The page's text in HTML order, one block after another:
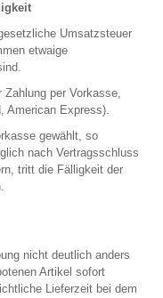
Umsatzsteuer
etwaige
Zahlung per Vorkasse,
American Express).
gewählt, so
nach Vertragsschluss
tritt die Fälligkeit der
nicht deutlich anders
Artikel sofort
Lieferzeit bei dem